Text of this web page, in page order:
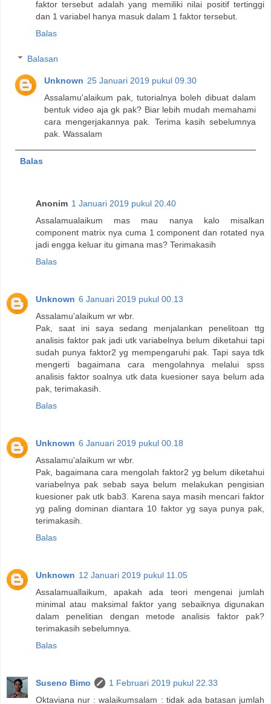
faktor tersebut adalah yang memiliki nilai positif tertinggi
dan 1 variabel hanya masuk dalam 1 faktor tersebut.
Balas
Balasan
Unknown 25 Januari 2019 pukul 09.30
Assalamu'alaikum pak, tutorialnya boleh dibuat dalam
bentuk video aja gk pak? Biar lebih mudah memahami
cara mengerjakannya pak. Terima kasih sebelumnya
pak. Wassalam
Balas
Anonim 1 Januari 2019 pukul 20.40
Assalamualaikum mas mau nanya kalo misalkan
component matrix nya cuma 1 component dan rotated nya
jadi engga keluar itu gimana mas? Terimakasih
Balas
Unknown 6 Januari 2019 pukul 00.13
Assalamu'alaikum wr wbr.
Pak, saat ini saya sedang menjalankan penelitoan ttg
analisis faktor pak jadi utk variabelnya belum diketahui tapi
sudah punya faktor2 yg mempengaruhi pak. Tapi saya tdk
mengerti bagaimana cara mengolahnya melalui spss
analisis faktor soalnya utk data kuesioner saya belum ada
pak, terimakasih.
Balas
Unknown 6 Januari 2019 pukul 00.18
Assalamu'alaikum wr wbr.
Pak, bagaimana cara mengolah faktor2 yg belum diketahui
variabelnya pak sebab saya belum melakukan pengisian
kuesioner pak utk bab3. Karena saya masih mencari faktor
yg paling dominan diantara 10 faktor yg saya punya pak,
terimakasih.
Balas
Unknown 12 Januari 2019 pukul 11.05
Assalamuallaikum, apakah ada teori mengenai jumlah
minimal atau maksimal faktor yang sebaiknya digunakan
dalam penelitian dengan metode analisis faktor pak?
terimakasih sebelumnya.
Balas
Suseno Bimo
1 Februari 2019 pukul 22.33
Oktaviana nur : walaikumsalam : tidak ada batasan jumlah